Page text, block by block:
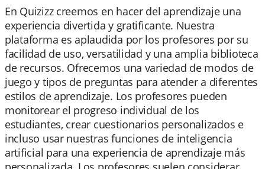
En Quizizz creemos en hacer del aprendizaje una
experiencia divertida y gratificante. Nuestra
plataforma es aplaudida por los profesores por su
facilidad de uso, versatilidad y una amplia biblioteca
de recursos. Ofrecemos una variedad de modos de
juego y tipos de preguntas para atender a diferentes
estilos de aprendizaje. Los profesores pueden
monitorear el progreso individual de los
estudiantes, crear cuestionarios personalizados e
incluso usar nuestras funciones de inteligencia
artificial para una experiencia de aprendizaje más